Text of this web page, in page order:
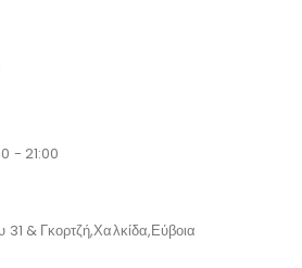
- 21:00
31 & Γκορτζή,Χαλκίδα,Εύβοια